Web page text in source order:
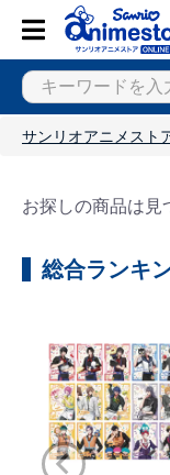
サンリオアニメスト
お探しの商品は見
総合ランキ